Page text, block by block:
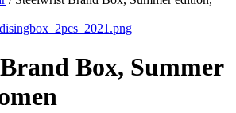
Box, Summer